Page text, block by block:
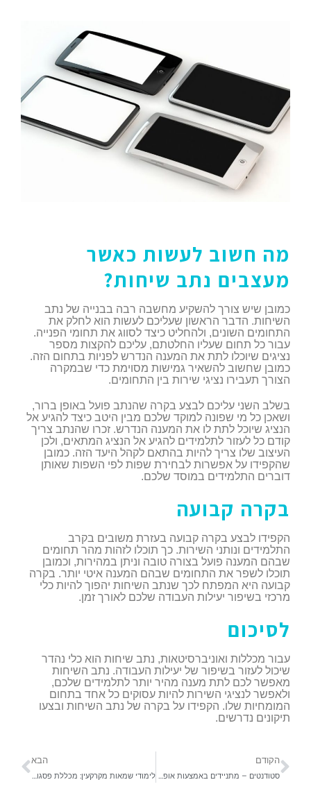
מה חשוב לעשות כאשר
מעצבים נתב שיחות?
כמובן שיש צורך להשקיע מחשבה רבה בבנייה של נתב
השיחות. הדבר הראשון שעליכם לעשות הוא לחלק את
התחומים השונים, ולהחליט כיצד לסווג את תחומי הפנייה.
עבור כל תחום שעליו החלטתם, עליכם להקצות מספר
נציגים שיוכלו לתת את המענה הנדרש לפניות בתחום הזה.
כמובן שחשוב להשאיר גמישות מסוימת כדי שבמקרה
הצורך תעבירו נציגי שירות בין התחומים.
בשלב השני עליכם לבצע בקרה שהנתב פועל באופן ברור,
ושאכן כל מי שפונה למוקד שלכם מבין היטב כיצד להגיע אל
הנציג שיוכל לתת לו את המענה הנדרש. זכרו שהנתב צריך
קודם כל לעזור לתלמידים להגיע אל הנציג המתאים, ולכן
העיצוב שלו צריך להיות בהתאם לקהל היעד הזה. כמובן
שהקפידו על אפשרות לבחירת שפות לפי השפות שאותן
דוברים התלמידים במוסד שלכם.
בקרה קבועה
הקפידו לבצע בקרה קבועה בעזרת משובים בקרב
התלמידים ונותני השירות. כך תוכלו לזהות מהר תחומים
שבהם המענה פועל בצורה טובה וניתן במהירות, וכמובן
תוכלו לשפר את התחומים שבהם המענה איטי יותר. בקרה
קבועה היא המפתח לכך שנתב השיחות יהפוך להיות כלי
מרכזי בשיפור יעילות העבודה שלכם לאורך זמן.
לסיכום
עבור מכללות ואוניברסיטאות, נתב שיחות הוא כלי נהדר
שיכול לעזור בשיפור של יעילות העבודה. נתב השיחות
מאפשר לכם לתת מענה מהיר יותר לתלמידים שלכם,
ולאפשר לנציגי השירות להיות עסוקים כל אחד בתחום
המומחיות שלו. הקפידו על בקרה של נתב השיחות ובצעו
תיקונים נדרשים.
הקודם
סטודנטים – מתניידים באמצעות אופנוע? כדאי לכם לעשות ביטוח
הבא
לימודי שמאות מקרקעין: מכללת פסגות מציעה את הטופ בתחום